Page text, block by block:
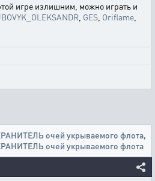
игре излишним, можно играть и
GES Oriflame
очей укрываемого флота,
очей укрываемого флота